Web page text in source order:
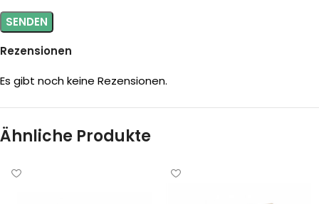
Rezensionen
Es gibt noch keine Rezensionen.
Ähnliche Produkte